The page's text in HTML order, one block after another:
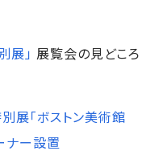
展」 展覧会の見どころ
展「ボストン美術館
ナー設置